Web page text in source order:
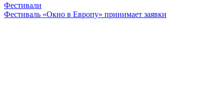
Фестивали
Фестиваль «Окно в Европу» принимает заявки